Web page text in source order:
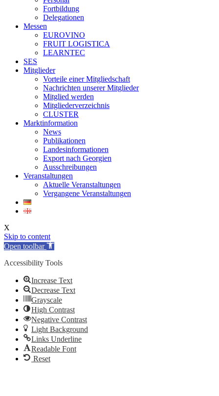
Fortbildung
Delegationen
Messen
EUROVINO
FRUIT LOGISTICA
LEARNTEC
SES
Mitglieder
Vorteile einer Mitgliedschaft
Nachrichten unserer Mitglieder
Mitglied werden
Mitgliederverzeichnis
CLUSTER
Marktinformation
News
Publikationen
Landesinformationen
Export nach Georgien
Ausschreibungen
Veranstaltungen
Aktuelle Veranstaltungen
Vergangene Veranstaltungen
X
Skip to content
Open toolbar
Accessibility Tools
Increase Text
Decrease Text
Grayscale
High Contrast
Negative Contrast
Light Background
Links Underline
Readable Font
Reset